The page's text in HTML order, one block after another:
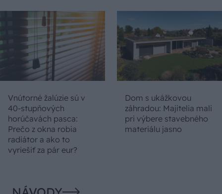
Vnútorné žalúzie sú v
40-stupňových
horúčavách pasca:
Prečo z okna robia
radiátor a ako to
vyriešiť za pár eur?
Dom s ukážkovou
záhradou: Majitelia mali
pri výbere stavebného
materiálu jasno